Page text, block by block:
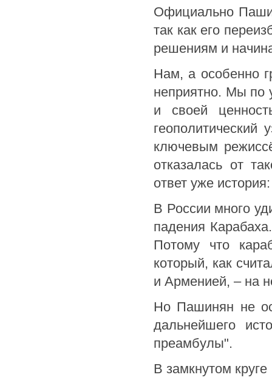
Официально
так как его
решениям и
Нам, а особенно
неприятно. Мы по
и своей
геополитический
ключевым
отказалась от
ответ уже история:
В России много
падения
Потому что
который, как
и Арменией, – на
Но Пашинян не
дальнейшего
преамбулы".
В замкнутом круге